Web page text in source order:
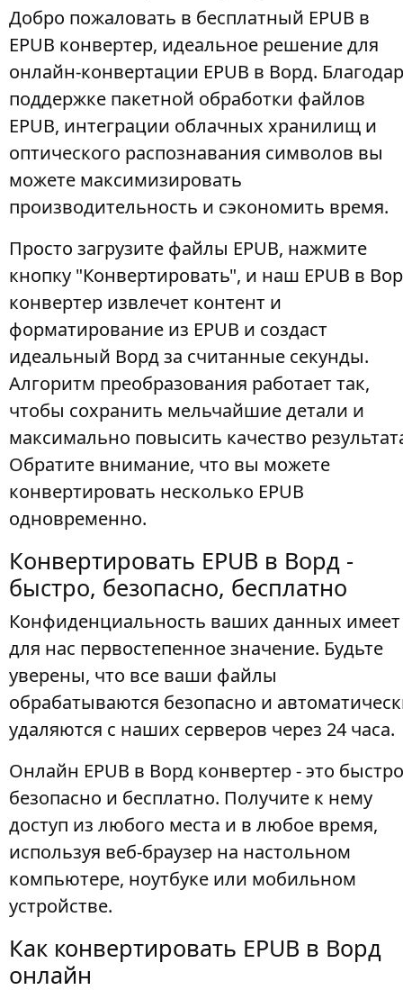
Добро пожаловать в бесплатный EPUB в
EPUB конвертер, идеальное решение для
онлайн-конвертации EPUB в Ворд.
поддержке пакетной обработки файлов
EPUB, интеграции облачных хранилищ и
оптического распознавания символов вы
можете максимизировать
производительность и сэкономить время.
Просто загрузите файлы EPUB, нажмите
кнопку "Конвертировать", и наш EPUB в
конвертер извлечет контент и
форматирование из EPUB и создаст
идеальный Ворд за считанные секунды.
Алгоритм преобразования работает так,
чтобы сохранить мельчайшие детали и
максимально повысить качество
Обратите внимание, что вы можете
конвертировать несколько EPUB
одновременно.
Конвертировать EPUB в Ворд -
быстро, безопасно, бесплатно
Конфиденциальность ваших данных имеет
для нас первостепенное значение. Будьте
уверены, что все ваши файлы
обрабатываются безопасно и
удаляются с наших серверов через 24 часа.
Онлайн EPUB в Ворд конвертер - это
безопасно и бесплатно. Получите к нему
доступ из любого места и в любое время,
используя веб-браузер на настольном
компьютере, ноутбуке или мобильном
устройстве.
Как конвертировать EPUB в Ворд
онлайн